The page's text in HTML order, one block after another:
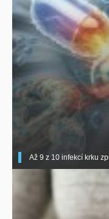
Až 9 z 10 infekcí krku